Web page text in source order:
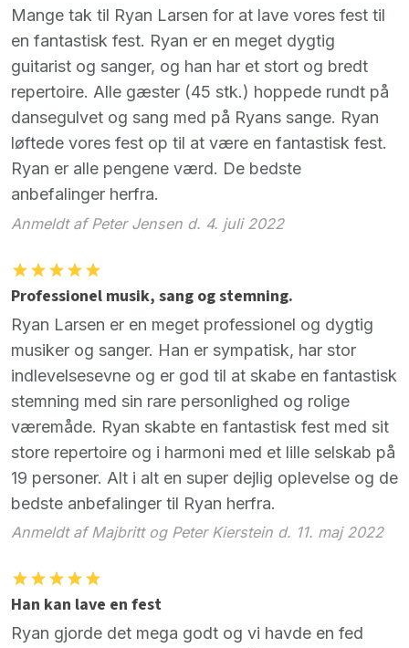
Mange tak til Ryan Larsen for at lave vores fest til
en fantastisk fest. Ryan er en meget dygtig
guitarist og sanger, og han har et stort og bredt
repertoire. Alle gæster (45 stk.) hoppede rundt på
dansegulvet og sang med på Ryans sange. Ryan
løftede vores fest op til at være en fantastisk fest.
Ryan er alle pengene værd. De bedste
anbefalinger herfra.
Anmeldt af Peter Jensen d. 4. juli 2022
Professionel musik, sang og stemning.
Ryan Larsen er en meget professionel og dygtig
musiker og sanger. Han er sympatisk, har stor
indlevelsesevne og er god til at skabe en fantastisk
stemning med sin rare personlighed og rolige
væremåde. Ryan skabte en fantastisk fest med sit
store repertoire og i harmoni med et lille selskab på
19 personer. Alt i alt en super dejlig oplevelse og de
bedste anbefalinger til Ryan herfra.
Anmeldt af Majbritt og Peter Kierstein d. 11. maj 2022
Han kan lave en fest
Ryan gjorde det mega godt og vi havde en fed